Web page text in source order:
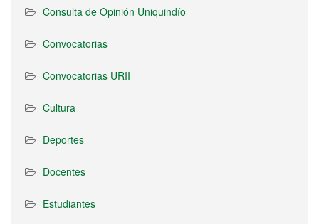
Consulta de Opinión Uniquindío
Convocatorias
Convocatorias URII
Cultura
Deportes
Docentes
Estudiantes